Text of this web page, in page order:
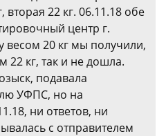
вторая 22 кг. 06.11.18 обе
центр г.
весом 20 кг мы получили,
22 кг, так и не дошла.
подавала
УФПС, но на
ни ответов, ни
с отправителем